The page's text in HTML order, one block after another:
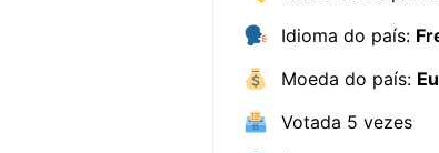
Idioma do país:
Moeda do país:
Votada 5 vezes